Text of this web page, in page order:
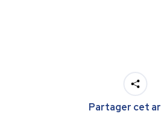
Partager cet